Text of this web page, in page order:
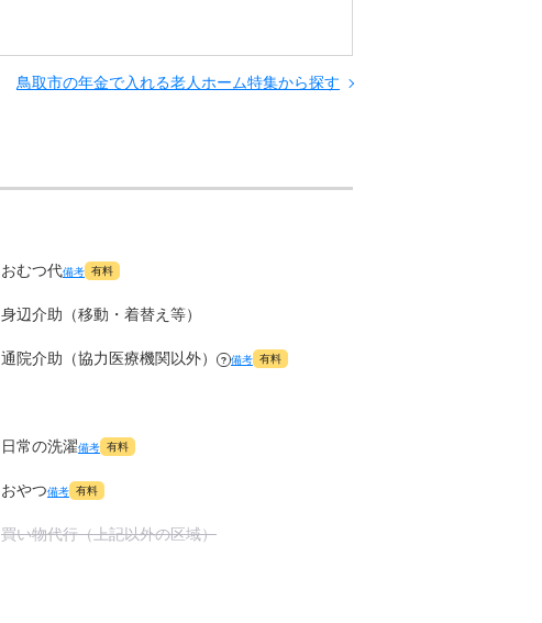
鳥取市の年金で入れる老人ホーム特集から探す
おむつ代備考 有料
身辺介助（移動・着替え等）
通院介助（協力医療機関以外） ? 備考 有料
日常の洗濯備考 有料
おやつ備考 有料
買い物代行（上記以外の区域）